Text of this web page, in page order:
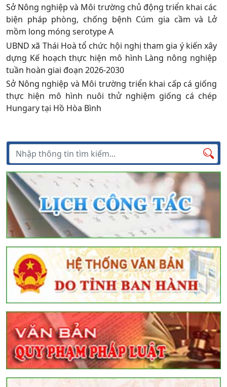
Sở Nông nghiệp và Môi trường chủ động triển khai các
biện pháp phòng, chống bệnh Cúm gia cầm và Lở
mồm long móng serotype A
UBND xã Thái Hoà tổ chức hội nghị tham gia ý kiến xây
dựng Kế hoạch thực hiện mô hình Làng nông nghiệp
tuần hoàn giai đoạn 2026-2030
Sở Nông nghiệp và Môi trường triển khai cấp cá giống
thực hiện mô hình nuôi thử nghiệm giống cá chép
Hungary tại Hồ Hòa Bình
Tìm kiếm
Tìm
kiếm